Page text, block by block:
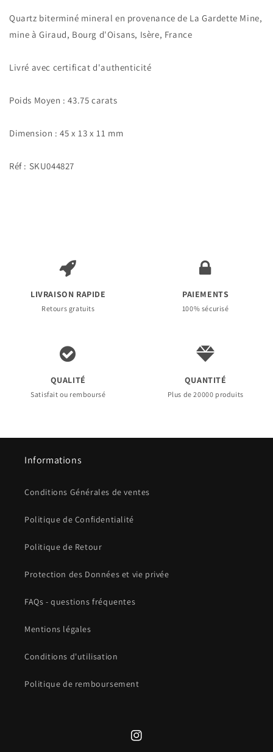
biterminé.
43.75
Gardette
Bourg
d&#39;Oisans,
France
biterminé.
43.75
carats.
Gardette
Bourg
d&#39;Oisans,
France
Quartz biterminé mineral en provenance de La Gardette Mine,
mine à Giraud, Bourg d'Oisans, Isère, France
Livré avec certificat d'authenticité
Poids Moyen : 43.75 carats
Dimension : 45 x 13 x 11 mm
Réf : SKU044827
LIVRAISON RAPIDE
Retours gratuits
PAIEMENTS
100% sécurisé
QUALITÉ
Satisfait ou remboursé
QUANTITÉ
Plus de 20000 produits
Informations
Conditions Générales de ventes
Politique de Confidentialité
Politique de Retour
Protection des Données et vie privée
FAQs - questions fréquentes
Mentions légales
Conditions d'utilisation
Politique de remboursement
Instagram